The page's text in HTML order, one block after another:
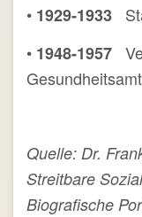
• 1929-1933
• 1948-1957
Quelle: Dr.
Streitbare
Biografische